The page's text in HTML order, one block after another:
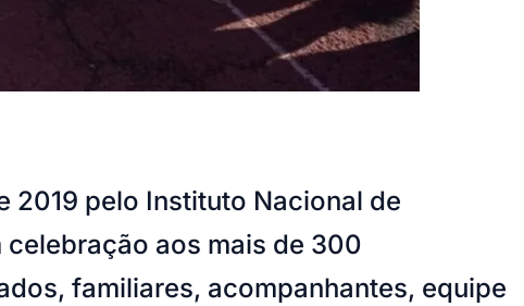
2019 pelo Instituto Nacional de
celebração aos mais de 300
familiares, acompanhantes, equipe